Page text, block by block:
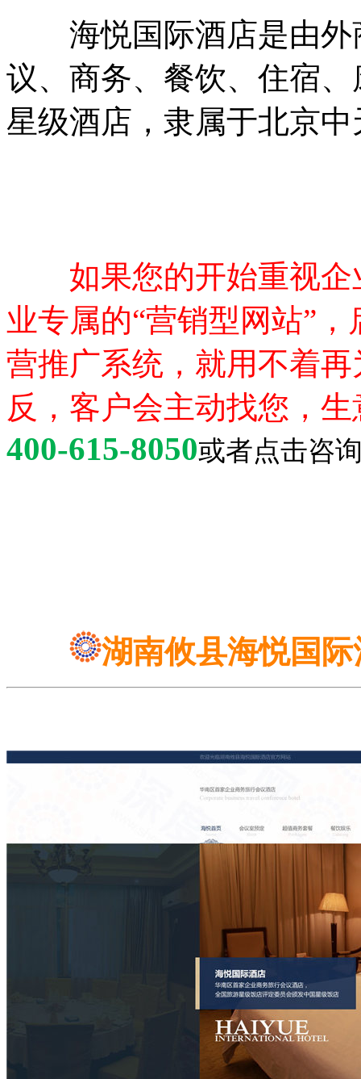
海悦国际酒店是由外
议、商务、餐饮、住宿
星级酒店，隶属于北京
如果您的开始重视
业专属的“营销型网站”
营推广系统，就用不着
反，客户会主动找您，
400-615-8050或者点击咨
湖南攸县海悦国